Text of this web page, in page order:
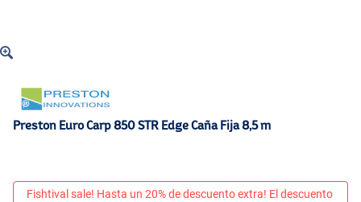
Preston Euro Carp 850 STR Edge Caña Fija 8,5 m
Fishtival sale! Hasta un 20% de descuento extra! El descuento